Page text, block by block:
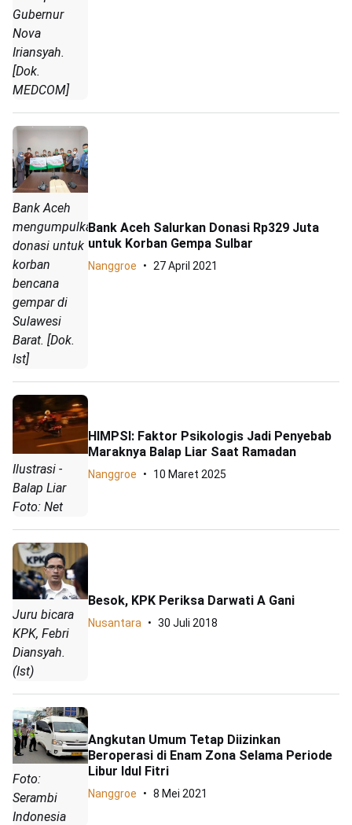
Gubernur
Nova
Iriansyah.
[Dok.
MEDCOM]
Bank Aceh
mengumpulkan
donasi untuk
korban
bencana
gempar di
Sulawesi
Barat. [Dok.
Ist]
Bank Aceh Salurkan Donasi Rp329 Juta
untuk Korban Gempa Sulbar
Nanggroe 27 April 2021
Ilustrasi -
Balap Liar
Foto: Net
HIMPSI: Faktor Psikologis Jadi Penyebab
Maraknya Balap Liar Saat Ramadan
Nanggroe 10 Maret 2025
Juru bicara
KPK, Febri
Diansyah.
(Ist)
Besok, KPK Periksa Darwati A Gani
Nusantara 30 Juli 2018
Foto:
Serambi
Indonesia
Angkutan Umum Tetap Diizinkan
Beroperasi di Enam Zona Selama Periode
Libur Idul Fitri
Nanggroe 8 Mei 2021